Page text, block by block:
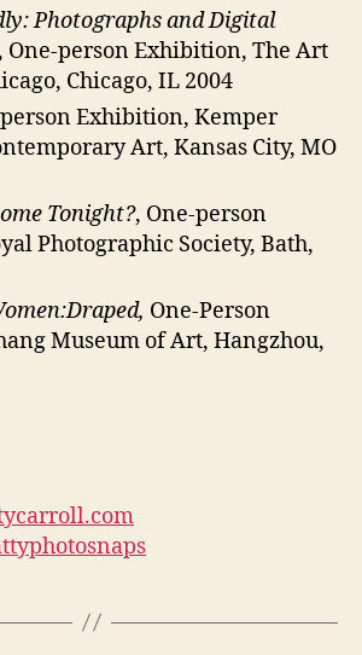
Photographs and Digital
, One-person Exhibition, The Art
Chicago, IL 2004
Exhibition, Kemper
Art, Kansas City, MO
Tonight?, One-person
Photographic Society, Bath,
One-Person
Museum of Art, Hangzhou,